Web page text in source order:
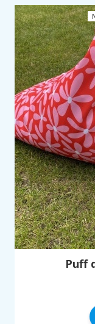
Puff